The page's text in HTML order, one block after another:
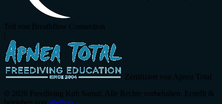
Teil von Breathflow Connection
Zertifiziert von Apnea Total
© 2026 Freediving Koh Samui. Alle Rechte vorbehalten. Erstellt &
betrieben von Wellvio